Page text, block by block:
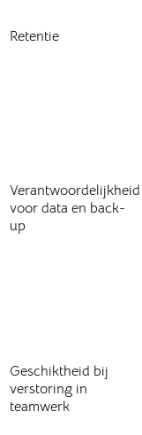
Retentie
Verantwoordelijkheid
voor data en back-
up
Geschiktheid bij
verstoring in
teamwerk